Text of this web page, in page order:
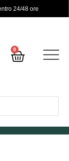
24/48 ore
0